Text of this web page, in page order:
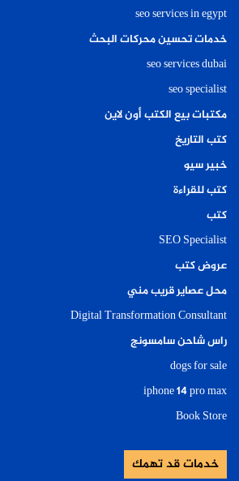
seo services in egypt
خدمات تحسين محركات البحث
seo services dubai
seo specialist
مكتبات بيع الكتب أون لاين
كتب التاريخ
خبير سيو
كتب للقراءة
كتب
SEO Specialist
عروض كتب
محل عصاير قريب مني
Digital Transformation Consultant
راس شاحن سامسونج
dogs for sale
iphone 14 pro max
Book Store
خدمات قد تهمك